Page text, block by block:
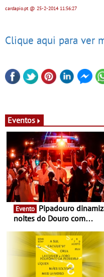
cardapio.pt@ 25-2-201411:56:27
Clique aqui para ver
Eventos
Evento
noites do Douro com
vinho, gastronomia e
música